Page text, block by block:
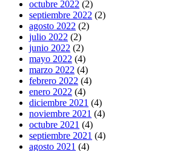
octubre 2022 (2)
septiembre 2022 (2)
agosto 2022 (2)
julio 2022 (2)
junio 2022 (2)
mayo 2022 (4)
marzo 2022 (4)
febrero 2022 (4)
enero 2022 (4)
diciembre 2021 (4)
noviembre 2021 (4)
octubre 2021 (4)
septiembre 2021 (4)
agosto 2021 (4)